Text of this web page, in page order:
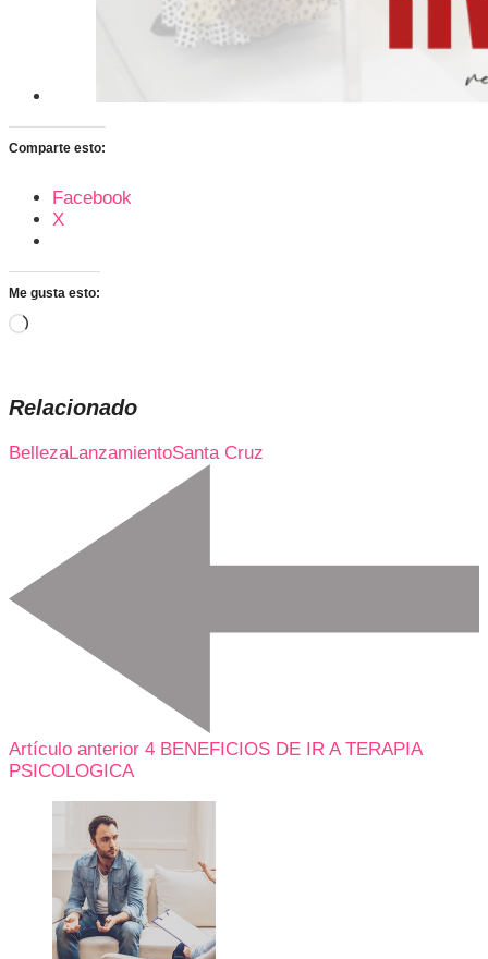
Comparte esto:
Facebook
X
Me gusta esto:
Cargando...
Relacionado
BellezaLanzamientoSanta Cruz
Artículo anterior 4 BENEFICIOS DE IR A TERAPIA
PSICOLOGICA